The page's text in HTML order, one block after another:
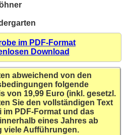
im PDF-Format
Download
abweichend von den
folgende
von 19,99 Euro (inkl. gesetzl.
Sie den vollständigen Text
im PDF-Format und das
eines Jahres ab
viele Aufführungen.